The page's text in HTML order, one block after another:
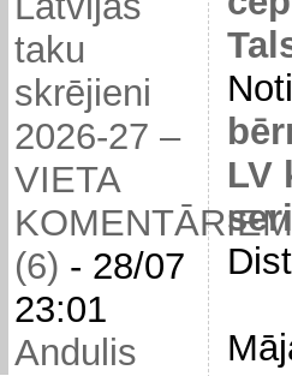
taku
skrējieni
2026-27 –
VIETA
KOMENTĀRIEM
(6) - 28/07
23:01
Andulis
LV